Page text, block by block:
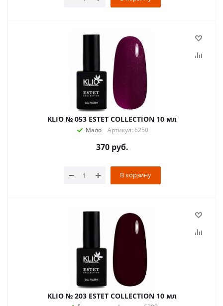
KLIO № 053 ESTET COLLECTION 10 мл
Мало Артикул: 6250
370руб.
В корзину
KLIO № 203 ESTET COLLECTION 10 мл